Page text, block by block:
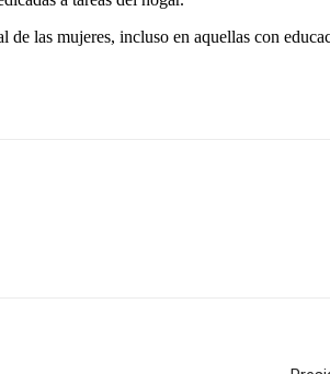
las mujeres, incluso en aquellas con